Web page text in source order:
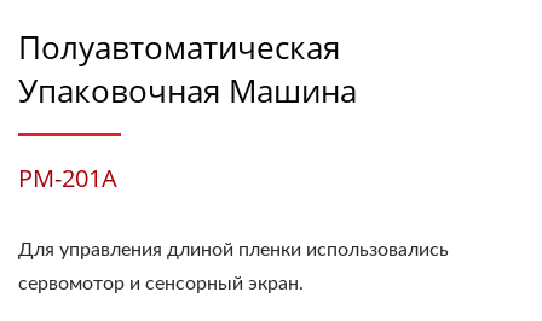
Полуавтоматическая
Упаковочная Машина
PM-201A
Для управления длиной пленки использовались
сервомотор и сенсорный экран.